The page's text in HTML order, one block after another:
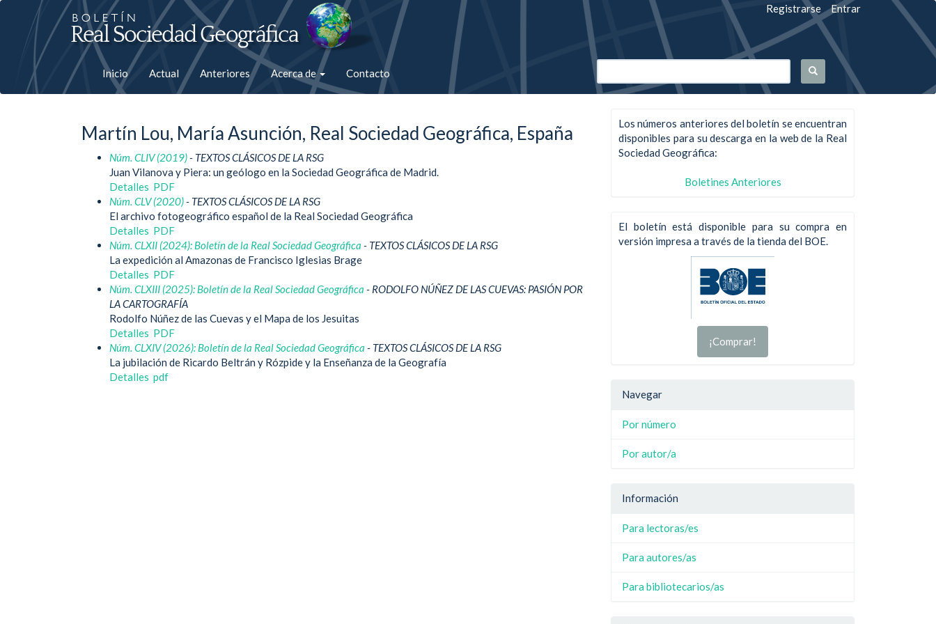
Salto
rápiso
la
Registrarse Entrar
Inicio Actual Anteriores Acerca de Contacto
Martín Lou, María Asunción, Real Sociedad Geográfica, España
Núm. CLIV (2019)- TEXTOS CLÁSICOS DE LA RSG
Juan Vilanova y Piera: un geólogo en la Sociedad Geográfica de Madrid.
Detalles PDF
Núm. CLV (2020)- TEXTOS CLÁSICOS DE LA RSG
El archivo fotogeográfico español de la Real Sociedad Geográfica
Detalles PDF
Núm. CLXII (2024): Boletín de la Real Sociedad Geográfica - TEXTOS CLÁSICOS DE LA RSG
La expedición al Amazonas de Francisco Iglesias Brage
Detalles PDF
Núm. CLXIII (2025): Boletín de la Real Sociedad Geográfica - RODOLFO NÚÑEZ DE LAS CUEVAS: PASIÓN POR
LA CARTOGRAFÍA
Rodolfo Núñez de las Cuevas y el Mapa de los Jesuitas
Detalles PDF
Núm. CLXIV (2026): Boletín de la Real Sociedad Geográfica - TEXTOS CLÁSICOS DE LA RSG
La jubilación de Ricardo Beltrán y Rózpide y la Enseñanza de la Geografía
Detalles pdf
Los números anteriores del boletín se encuentran
disponibles para su descarga en la web de la Real
Sociedad Geográfica:
Boletines Anteriores
El boletín está disponible para su compra en
versión impresa a través de la tienda del BOE.
¡Comprar!
Navegar
Por número
Por autor/a
Información
Para lectoras/es
Para autores/as
Para bibliotecarios/as